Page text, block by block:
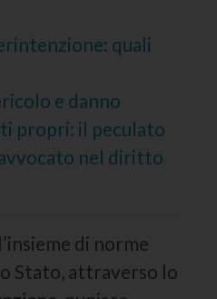
quali
e danno
propri: il peculato
nel diritto
di norme
Stato, attraverso lo